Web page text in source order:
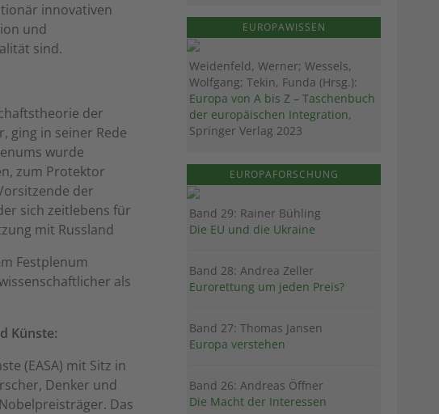
innovativen
und
sind.
der
ging in seiner Rede
wurde
zum Protektor
der
sich zeitlebens für
mit Russland
Festplenum
als
Künste:
(EASA) mit Sitz in
Denker und
Das
EUROPAWISSEN
Weidenfeld, Werner; Wessels,
Wolfgang; Tekin, Funda (Hrsg.):
Europa von A bis Z – Taschenbuch
der europäischen Integration,
Springer Verlag 2023
EUROPAFORSCHUNG
Band 29: Rainer Bühling
Die EU und die Ukraine
Band 28: Andrea Zeller
Eurorettung um jeden Preis?
Band 27: Thomas Jansen
Europa verstehen
Band 26: Andreas Öffner
Die Macht der Interessen